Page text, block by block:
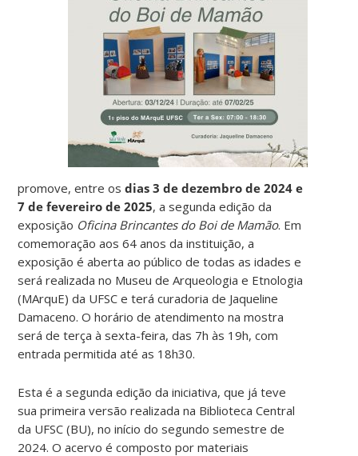
promove, entre osdias 3 de dezembro de 2024 e
7 de fevereiro de 2025, a segunda edição da
exposição Oficina Brincantes do Boi de Mamão. Em
comemoração aos 64 anos da instituição, a
exposição é aberta ao público de todas as idades e
será realizada no Museu de Arqueologia e Etnologia
(MArquE) da UFSC e terá curadoria de Jaqueline
Damaceno. O horário de atendimento na mostra
será de terça à sexta-feira, das 7h às 19h, com
entrada permitida até as 18h30.
Esta é a segunda edição da iniciativa, que já teve
sua primeira versão realizada na Biblioteca Central
da UFSC (BU), no início do segundo semestre de
2024. O acervo é composto por materiais